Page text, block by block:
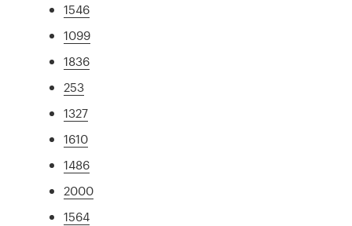
1546
1099
1836
253
1327
1610
1486
2000
1564